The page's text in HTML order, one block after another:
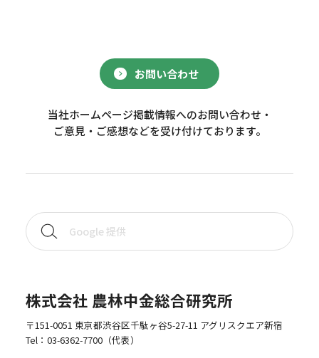
お問い合わせ
当社ホームページ掲載情報へのお問い合わせ・
ご意見・ご感想などを受け付けております。
株式会社 農林中金総合研究所
〒151-0051 東京都渋谷区千駄ヶ谷5-27-11 アグリスクエア新宿
Tel： 03-6362-7700（代表）